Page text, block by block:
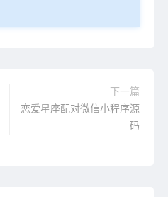
下一篇
恋爱星座配对微信小程序源
码